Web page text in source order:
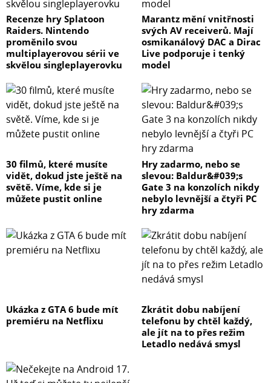
Recenze hry Splatoon
Raiders. Nintendo
proměnilo svou
multiplayerovou sérii ve
skvělou singleplayerovku
Marantz mění vnitřnosti
svých AV receiverů. Mají
osmikanálový DAC a Dirac
Live podporuje i tenký
model
30 filmů, které musíte
vidět, dokud jste ještě na
světě. Víme, kde si je
můžete pustit online
Hry zadarmo, nebo se
slevou: Baldur&#039;s
Gate 3 na konzolích nikdy
nebylo levnější a čtyři PC
hry zdarma
Ukázka z GTA 6 bude mít
premiéru na Netflixu
Zkrátit dobu nabíjení
telefonu by chtěl každý,
ale jít na to přes režim
Letadlo nedává smysl